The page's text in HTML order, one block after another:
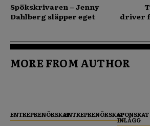
Spökskrivaren – Jenny
Dahlberg släpper eget
driver
MORE FROM AUTHOR
ENTREPRENÖRSKAPENTREPRENÖRSKAPSPONSRAT
INLÄGG